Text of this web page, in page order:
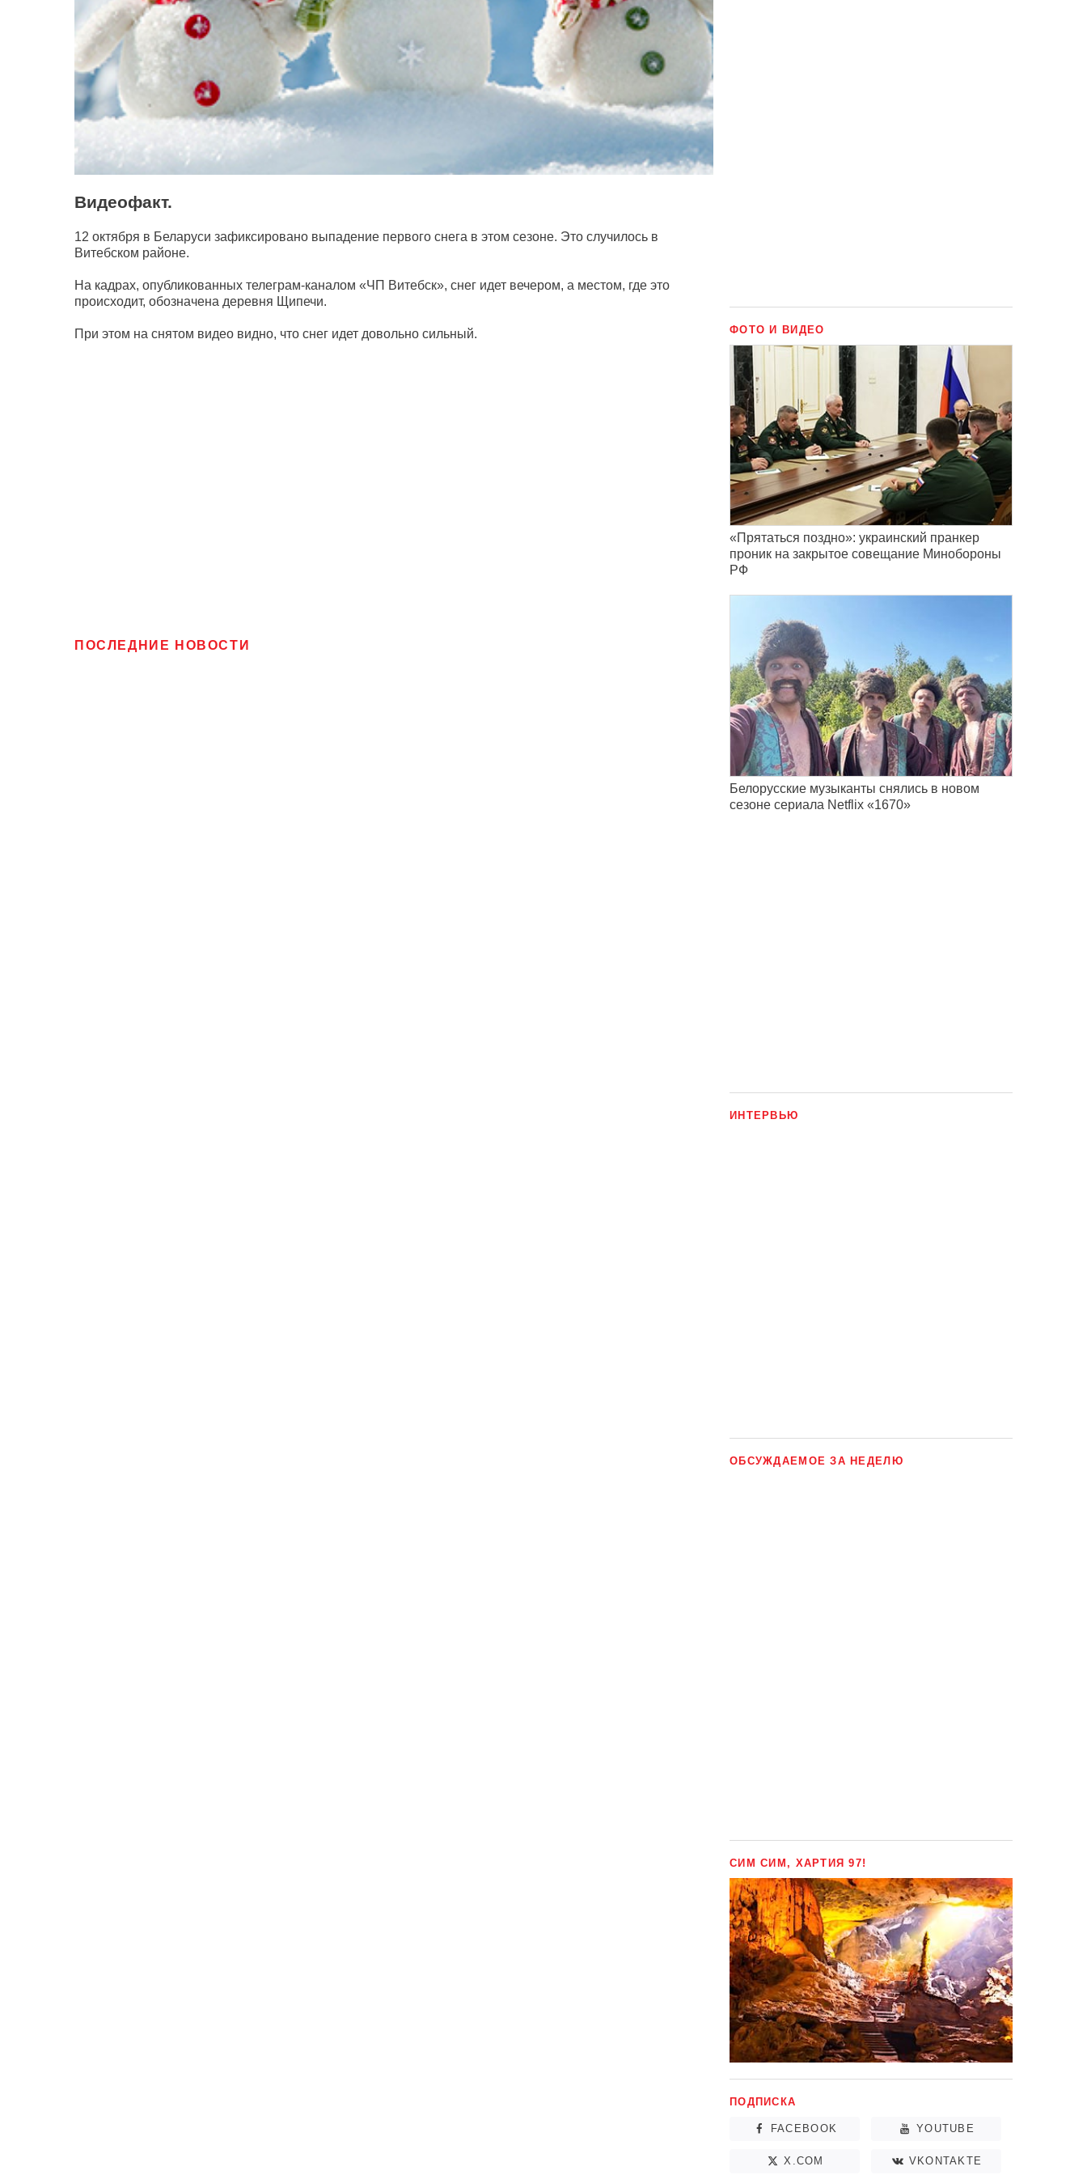
Видеофакт.
12 октября в Беларуси зафиксировано выпадение первого снега в этом сезоне. Это случилось в
Витебском районе.
На кадрах, опубликованных телеграм-каналом «ЧП Витебск», снег идет вечером, а местом, где это
происходит, обозначена деревня Щипечи.
При этом на снятом видео видно, что снег идет довольно сильный.
ПОСЛЕДНИЕ НОВОСТИ
ФОТО И ВИДЕО
«Прятаться поздно»: украинский пранкер
проник на закрытое совещание Минобороны
РФ
Белорусские музыканты снялись в новом
сезоне сериала Netflix «1670»
ИНТЕРВЬЮ
ОБСУЖДАЕМОЕ ЗА НЕДЕЛЮ
СИМ СИМ, ХАРТИЯ 97!
ПОДПИСКА
FACEBOOK YOUTUBE
X.COM VKONTAKTE